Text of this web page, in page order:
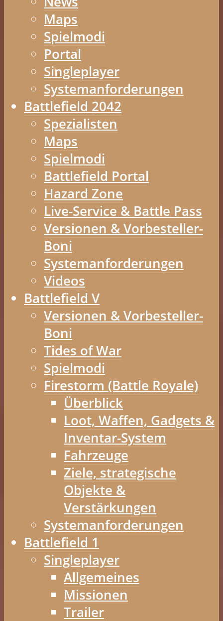
Maps
Spielmodi
Portal
Singleplayer
Systemanforderungen
Battlefield 2042
Spezialisten
Maps
Spielmodi
Battlefield Portal
Hazard Zone
Live-Service & Battle Pass
Versionen & Vorbesteller-
Boni
Systemanforderungen
Videos
Battlefield V
Versionen & Vorbesteller-
Boni
Tides of War
Spielmodi
Firestorm (Battle Royale)
Überblick
Loot, Waffen, Gadgets &
Inventar-System
Fahrzeuge
Ziele, strategische
Objekte &
Verstärkungen
Systemanforderungen
Battlefield 1
Singleplayer
Allgemeines
Missionen
Trailer